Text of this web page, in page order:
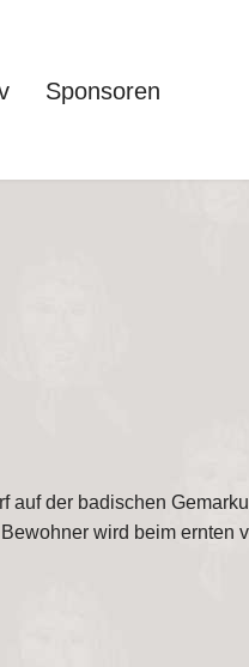
Sponsoren
auf der badischen
wird beim ernten